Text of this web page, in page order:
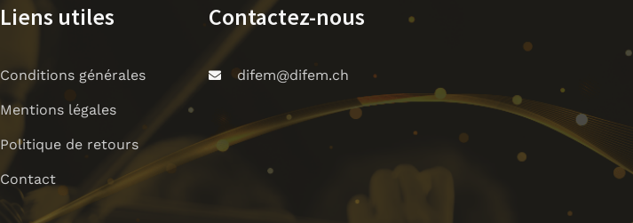
Liens utiles
Conditions générales
Mentions légales
Politique de retours
Contact
Contactez-nous
difem@difem.ch